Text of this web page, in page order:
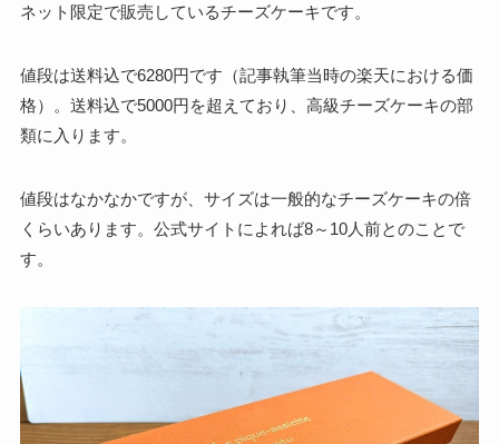
ネット限定で販売しているチーズケーキです。
値段は送料込で6280円です（記事執筆当時の楽天における価
格）。送料込で5000円を超えており、高級チーズケーキの部
類に入ります。
値段はなかなかですが、サイズは一般的なチーズケーキの倍
くらいあります。公式サイトによれば8～10人前とのことで
す。